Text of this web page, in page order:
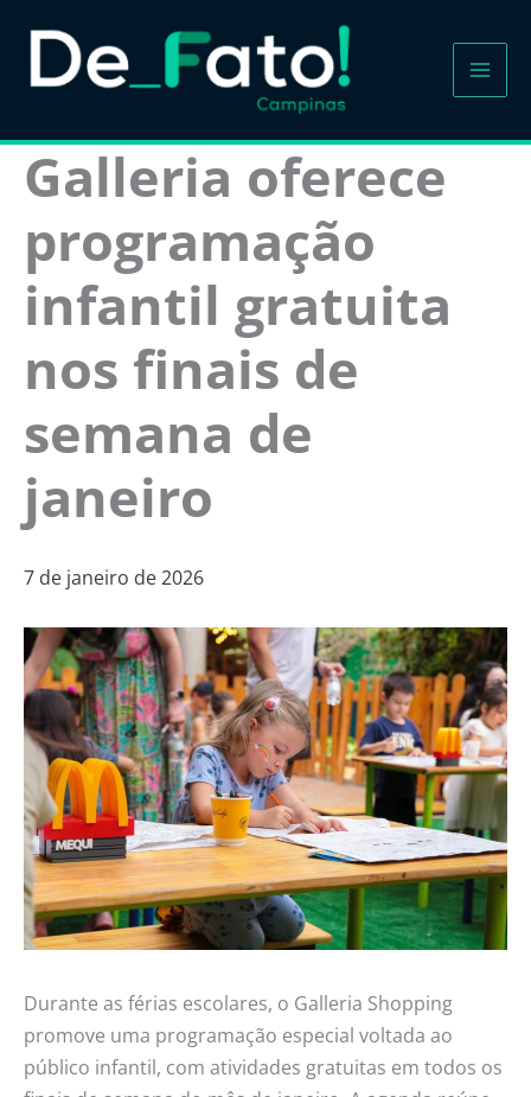
para
Galleria oferece
programação
infantil gratuita
nos finais de
semana de
janeiro
7 de janeiro de 2026
Durante as férias escolares, o Galleria Shopping
promove uma programação especial voltada ao
público infantil, com atividades gratuitas em todos os